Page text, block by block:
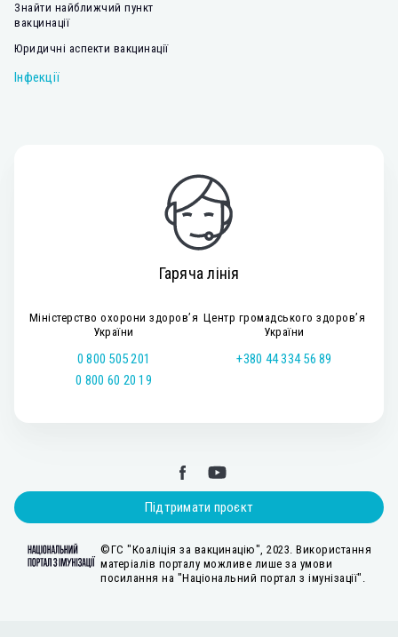
Знайти найближчий пункт
вакцинації
Юридичні аспекти вакцинації
Інфекції
Гаряча лінія
Міністерство охорони здоров’я
України
0 800 505 201
0 800 60 20 19
Центр громадського здоров’я
України
+380 44 334 56 89
Підтримати проєкт
©ГС "Коаліція за вакцинацію", 2023. Використання
матеріалів порталу можливе лише за умови
посилання на "Національний портал з імунізації".